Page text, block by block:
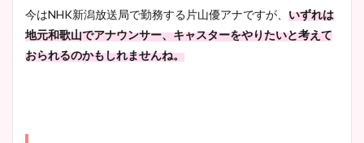
今はNHK新潟放送局で勤務する片山優アナですが、 いずれは
地元和歌山でアナウンサー、キャスターをやりたいと考えて
おられるのかもしれませんね。